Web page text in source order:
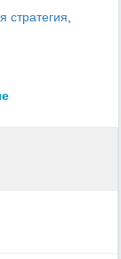
стратегия